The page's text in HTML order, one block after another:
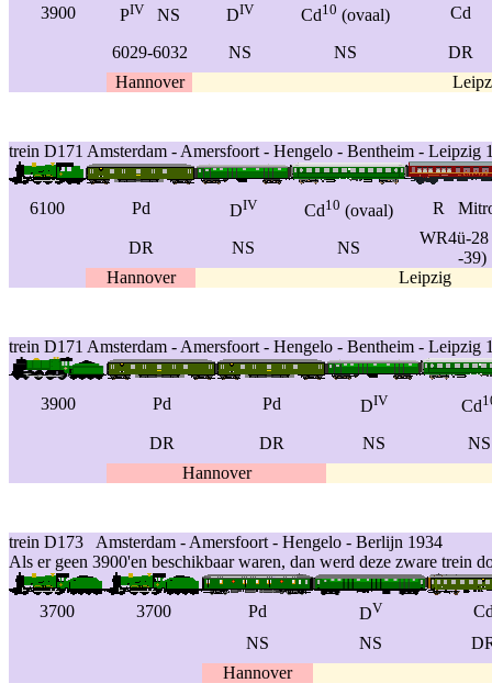
3900 PIV NS DIV Cd10 (ovaal) Cd
6029-6032 NS NS
DR
Hannover
trein D171 Amsterdam - Amersfoort - Hengelo - Bentheim - Leipzig
6100 Pd DIV Cd10 (ovaal) R
DR NS NS
WR4ü-28
-39)
Hannover
Leipzig
trein D171 Amsterdam - Amersfoort - Hengelo - Bentheim - Leipzig
3900 Pd Pd DIV Cd
DR DR NS
NS
Hannover
trein D173 Amsterdam - Amersfoort - Hengelo - Berlijn 1934
Als er geen 3900'en beschikbaar waren, dan werd deze zware trein
3700 3700 Pd DV
NS
NS
Hannover